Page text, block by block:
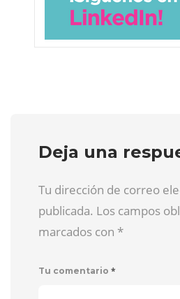
Deja una
Tu dirección de correo
publicada. Los campos
marcados con *
Tu comentario *